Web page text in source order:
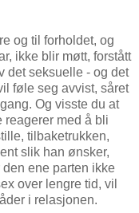
og til forholdet, og
ikke blir møtt, forstått
det seksuelle - og det
føle seg avvist, såret
Og visste du at
reagerer med å bli
tilbaketrukken,
slik han ønsker,
ene parten ikke
over lengre tid, vil
i relasjonen.